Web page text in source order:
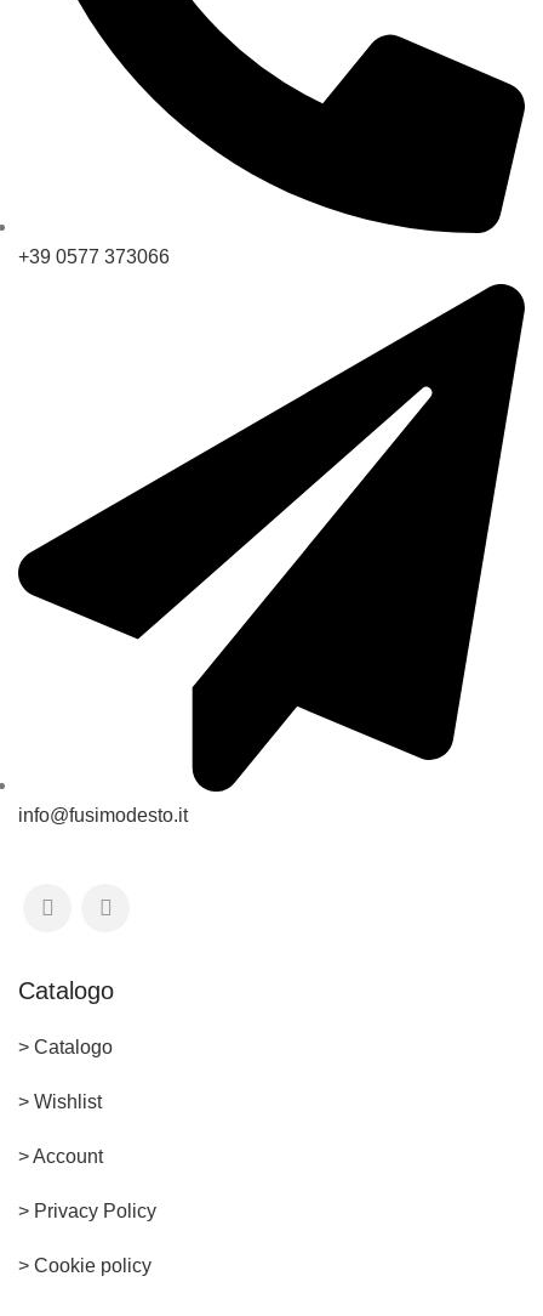
+39 0577 373066
info@fusimodesto.it
Catalogo
> Catalogo
> Wishlist
> Account
> Privacy Policy
> Cookie policy